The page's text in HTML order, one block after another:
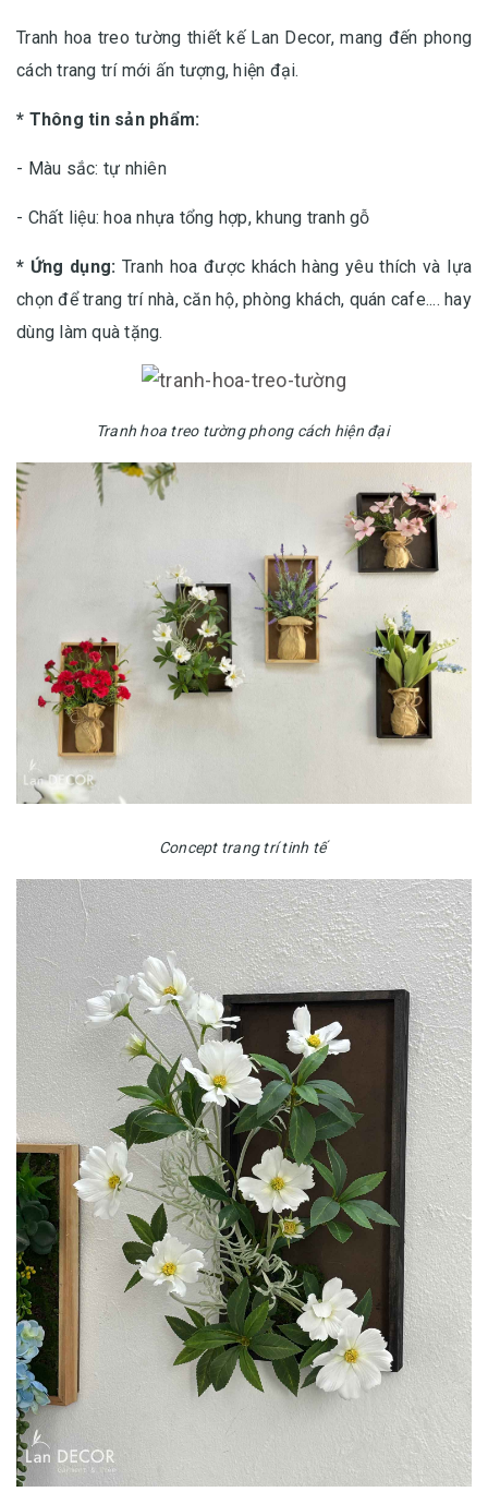
Tranh hoa treo tường thiết kế Lan Decor, mang đến phong
cách trang trí mới ấn tượng, hiện đại.
* Thông tin sản phẩm:
- Màu sắc: tự nhiên
- Chất liệu: hoa nhựa tổng hợp, khung tranh gỗ
* Ứng dụng: Tranh hoa được khách hàng yêu thích và lựa
chọn để trang trí nhà, căn hộ, phòng khách, quán cafe.... hay
dùng làm quà tặng.
Tranh hoa treo tường phong cách hiện đại
Concept trang trí tinh tế